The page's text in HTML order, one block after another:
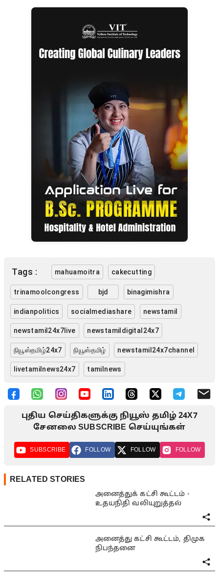
Tags : mahuamoitra cakecutting
trinamoolcongress bjd binagimishra
indianpolitics socialmediashare newstamil
newstamil24x7live newstamildigital24x7
நியூஸ்தமிழ்24x7 நியூஸ்தமிழ் newstamil24x7channel
livetamilnews24x7 tamilnews
புதிய செய்திகளுக்கு நியூஸ் தமிழ் 24X7
சேனலை SUBSCRIBE செய்யுங்கள்
SUBSCRIBE FOLLOW FOLLOW FOLLOW
RELATED STORIES
அனைத்துக் கட்சி கூட்டம் -
உதயநிதி வலியுறுத்தல்
அனைத்து கட்சி கூட்டம், திமுக
நிபந்தனை